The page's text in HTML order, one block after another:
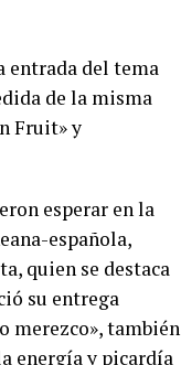
entrada del tema
de la misma
Fruit» y
esperar en la
española,
quien se destaca
su entrega
merezco», también
energía y picardía